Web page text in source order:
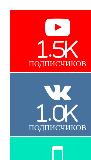
1.5K
ПОДПИСЧИКОВ
1.0K
ПОДПИСЧИКОВ